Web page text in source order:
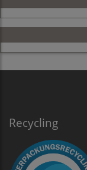
Recycling